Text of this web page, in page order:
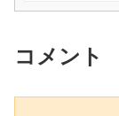
コメント